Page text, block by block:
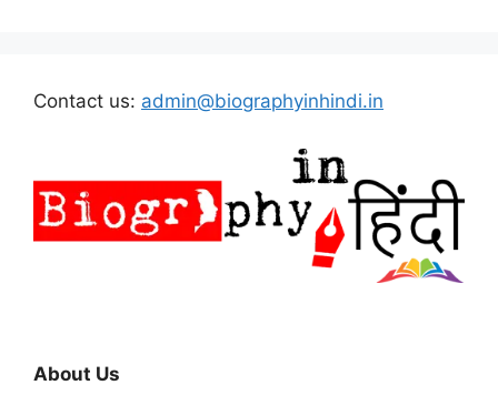
Contact us: admin@biographyinhindi.in
About Us